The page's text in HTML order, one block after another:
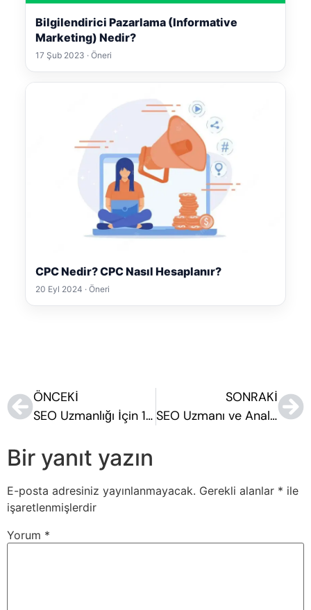
Bilgilendirici Pazarlama (Informative
Marketing) Nedir?
17 Şub 2023 · Öneri
CPC Nedir? CPC Nasıl Hesaplanır?
20 Eyl 2024 · Öneri
ÖNCEKI
SEO Uzmanlığı İçin 10 Gerekli Beceri
SONRAKI
SEO Uzmanı ve Analitik Düşünme
Bir yanıt yazın
E-posta adresiniz yayınlanmayacak. Gerekli alanlar * ile
işaretlenmişlerdir
Yorum *